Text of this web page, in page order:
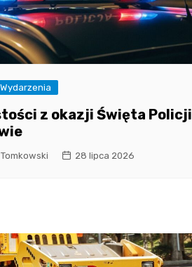
Wydarzenia
z okazji Święta Policji
28 lipca 2026